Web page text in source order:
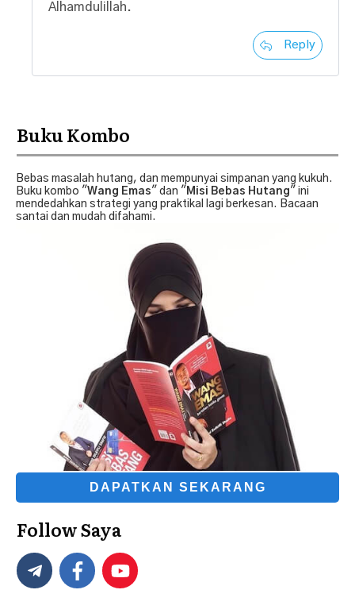
Alhamdulillah.
Reply
Buku Kombo
Bebas masalah hutang, dan mempunyai simpanan yang kukuh.
Buku kombo "Wang Emas" dan " Misi Bebas Hutang" ini
mendedahkan strategi yang praktikal lagi berkesan. Bacaan
santai dan mudah difahami.
DAPATKAN SEKARANG
Follow Saya